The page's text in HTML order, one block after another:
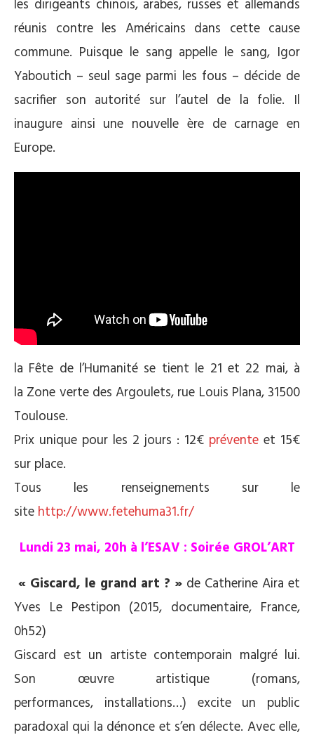
les dirigeants chinois, arabes, russes et allemands
réunis contre les Américains dans cette cause
commune. Puisque le sang appelle le sang, Igor
Yaboutich – seul sage parmi les fous – décide de
sacrifier son autorité sur l’autel de la folie. Il
inaugure ainsi une nouvelle ère de carnage en
Europe.
la Fête de l’Humanité se tient le 21 et 22 mai, à
la Zone verte des Argoulets, rue Louis Plana, 31500
Toulouse.
Prix unique pour les 2 jours : 12€ prévente et 15€
sur place.
Tous les renseignements sur le
site http://www.fetehuma31.fr/
Lundi 23 mai, 20h à l’ESAV : Soirée GROL’ART
« Giscard, le grand art ? » de Catherine Aira et
Yves Le Pestipon (2015, documentaire, France,
0h52)
Giscard est un artiste contemporain malgré lui.
Son œuvre artistique (romans,
performances, installations…) excite un public
paradoxal qui la dénonce et s’en délecte. Avec elle,